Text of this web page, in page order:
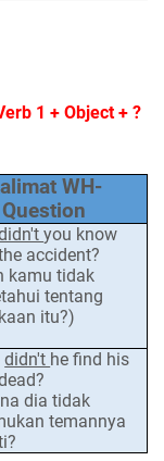
1 + Object + ?
WH-
Question
you know
accident?
kamu tidak
tentang
itu?)
didn't he find his
dia tidak
temannya